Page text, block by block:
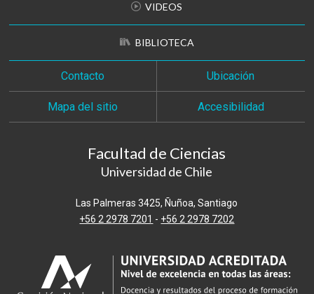
VIDEOS
BIBLIOTECA
Contacto Ubicación
Mapa del sitio Accesibilidad
Facultad de Ciencias
Universidad de Chile
Las Palmeras 3425, Ñuñoa, Santiago
+56 2 2978 7201 - +56 2 2978 7202